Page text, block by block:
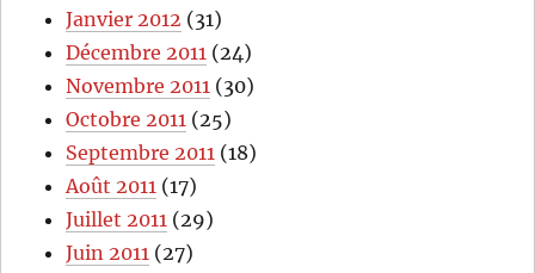
Janvier 2012 (31)
Décembre 2011 (24)
Novembre 2011 (30)
Octobre 2011 (25)
Septembre 2011 (18)
Août 2011 (17)
Juillet 2011 (29)
Juin 2011 (27)